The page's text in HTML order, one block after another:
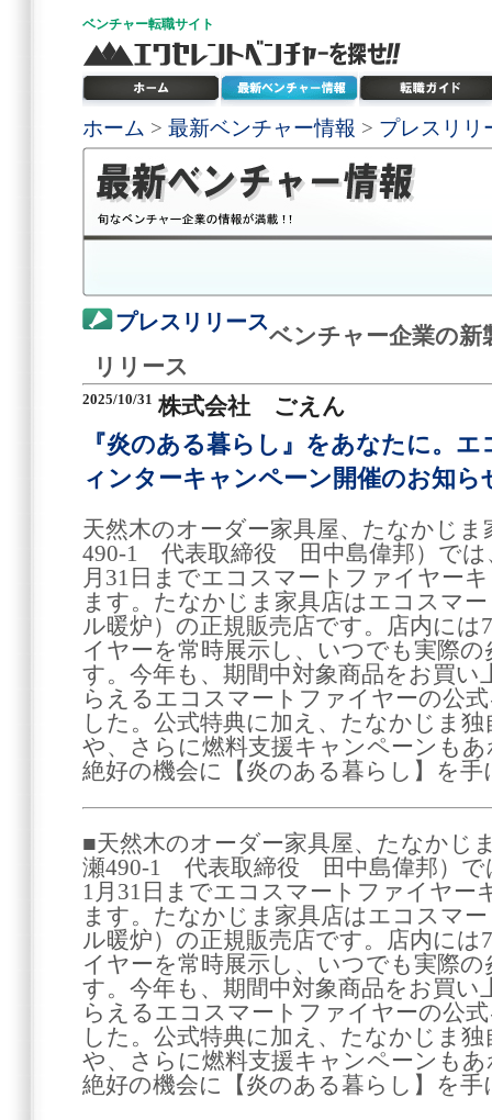
ベンチャー転職サイト
ホーム > 最新ベンチャー情報 > プレスリリ
プレスリリース
ベンチャー企業の新
リリース
2025/10/31 株式会社 ごえん
『炎のある暮らし』をあなたに。
ィンターキャンペーン開催のお知
天然木のオーダー家具屋、たなかじま
490-1 代表取締役 田中島偉邦）では
月31日までエコスマートファイヤー
ます。たなかじま家具店はエコスマ
ル暖炉）の正規販売店です。店内に
イヤーを常時展示し、いつでも実際
す。今年も、期間中対象商品をお買
らえるエコスマートファイヤーの公
した。公式特典に加え、たなかじま
や、さらに燃料支援キャンペーンも
絶好の機会に【炎のある暮らし】を
■天然木のオーダー家具屋、たなかじ
瀬490-1 代表取締役 田中島偉邦）で
1月31日までエコスマートファイヤー
ます。たなかじま家具店はエコスマ
ル暖炉）の正規販売店です。店内に
イヤーを常時展示し、いつでも実際
す。今年も、期間中対象商品をお買
らえるエコスマートファイヤーの公
した。公式特典に加え、たなかじま
や、さらに燃料支援キャンペーンも
絶好の機会に【炎のある暮らし】を